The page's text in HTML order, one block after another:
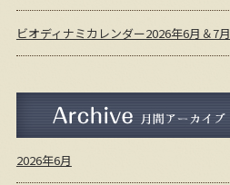
ビオディナミカレンダー2026年6月＆7月
月間アーカイブ
2026年6月